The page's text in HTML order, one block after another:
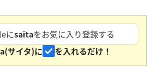
にsaitaをお気に入り登録する
サイタ)に
を入れるだけ！